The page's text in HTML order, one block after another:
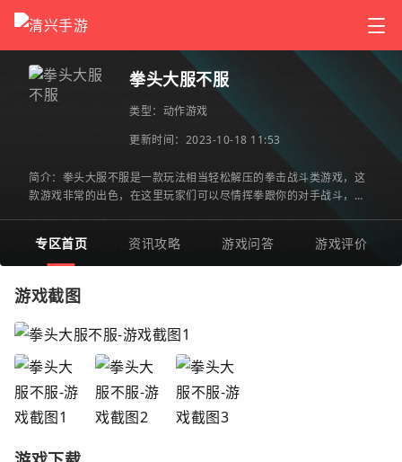
拳头大服不服
类型： 动作游戏
更新时间：2023-10-18 11:53
简介：拳头大服不服是一款玩法相当轻松解压的拳击战斗类游戏，这
款游戏非常的出色，在这里玩家们可以尽情挥拳跟你的对手战斗，游
专区首页 资讯攻略 游戏问答 游戏评价
游戏截图